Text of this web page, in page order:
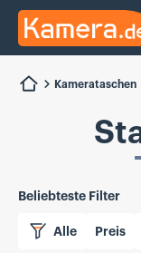
Kamera.de
Kamerataschen
Beliebteste Filter
Alle Preis